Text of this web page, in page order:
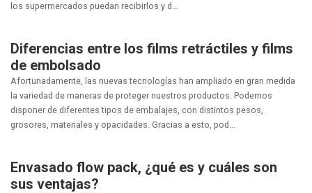
los supermercados puedan recibirlos y d...
Diferencias entre los films retráctiles y films
de embolsado
Afortunadamente, las nuevas tecnologías han ampliado en gran medida
la variedad de maneras de proteger nuestros productos. Podemos
disponer de diferentes tipos de embalajes, con distintos pesos,
grosores, materiales y opacidades. Gracias a esto, pod...
Envasado flow pack, ¿qué es y cuáles son
sus ventajas?